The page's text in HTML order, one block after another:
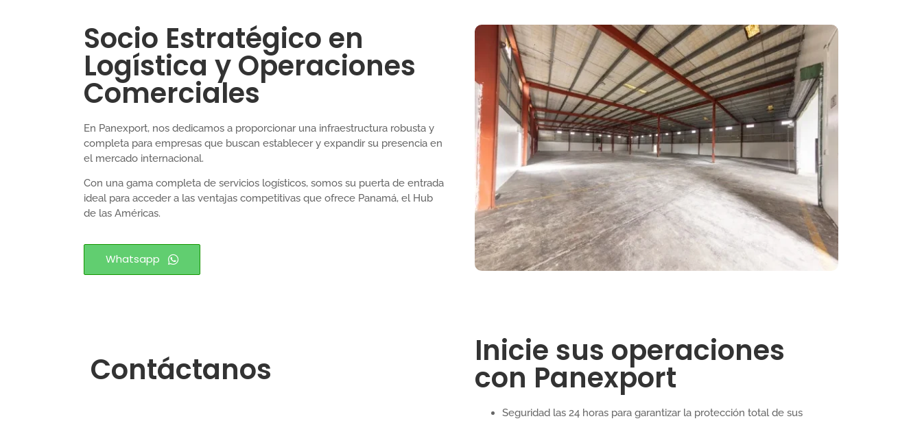
Socio Estratégico en
Logística y Operaciones
Comerciales
En Panexport, nos dedicamos a proporcionar una infraestructura robusta y
completa para empresas que buscan establecer y expandir su presencia en
el mercado internacional.
Con una gama completa de servicios logísticos, somos su puerta de entrada
ideal para acceder a las ventajas competitivas que ofrece Panamá, el Hub
de las Américas.
Whatsapp
Contáctanos Inicie sus operaciones
con Panexport
Seguridad las 24 horas para garantizar la protección total de sus